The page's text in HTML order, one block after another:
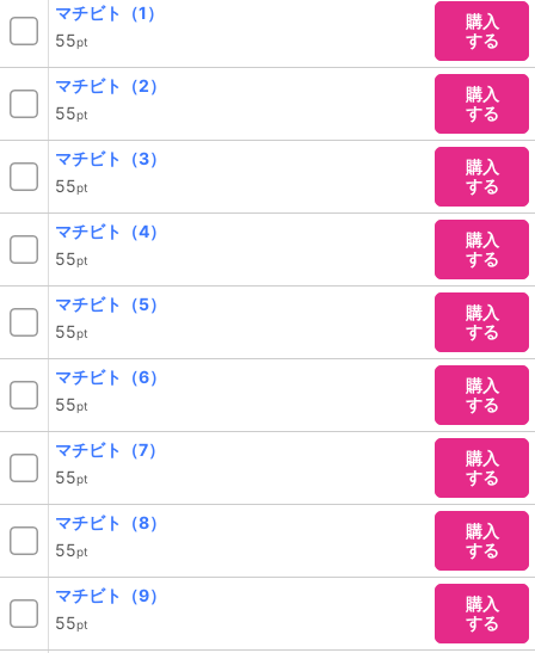
マチビト（1）
55pt
購入
する
マチビト（2）
55pt
購入
する
マチビト（3）
55pt
購入
する
マチビト（4）
55pt
購入
する
マチビト（5）
55pt
購入
する
マチビト（6）
55pt
購入
する
マチビト（7）
55pt
購入
する
マチビト（8）
55pt
購入
する
マチビト（9）
55pt
購入
する